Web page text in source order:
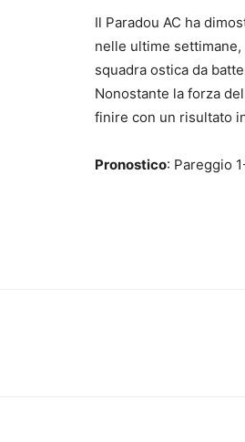
Il Paradou AC ha
nelle ultime settimane,
squadra ostica da
Nonostante la forza
finire con un risultato
Pronostico: Pareggio